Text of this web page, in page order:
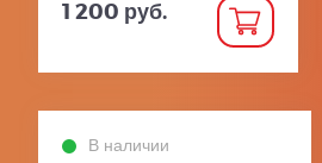
1 200 руб.
В наличии